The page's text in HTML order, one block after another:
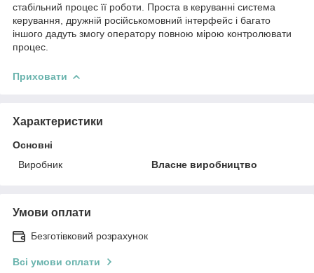
стабільний процес її роботи. Проста в керуванні система
керування, дружній російськомовний інтерфейс і багато
іншого дадуть змогу оператору повною мірою контролювати
процес.
Приховати
Характеристики
Основні
Виробник
Власне виробництво
Умови оплати
Безготівковий розрахунок
Всі умови оплати